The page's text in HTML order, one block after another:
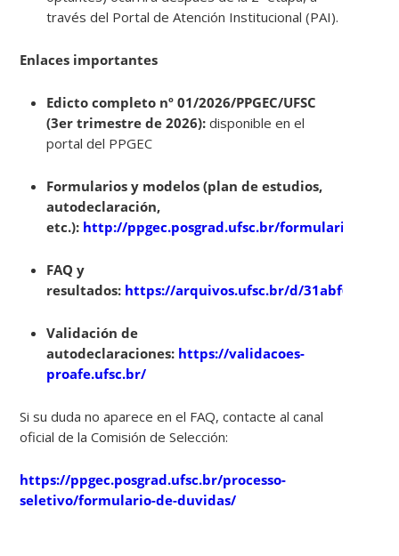
través del Portal de Atención Institucional (PAI).
Enlaces importantes
Edicto completo nº 01/2026/PPGEC/UFSC
(3er trimestre de 2026): disponible en el
portal del PPGEC
Formularios y modelos (plan de estudios,
autodeclaración,
etc.): http://ppgec.posgrad.ufsc.br/formularios/
FAQ y
resultados: https://arquivos.ufsc.br/d/
Validación de
autodeclaraciones: https://validacoes-
proafe.ufsc.br/
Si su duda no aparece en el FAQ, contacte al canal
oficial de la Comisión de Selección:
https://ppgec.posgrad.ufsc.br/processo-
seletivo/formulario-de-duvidas/